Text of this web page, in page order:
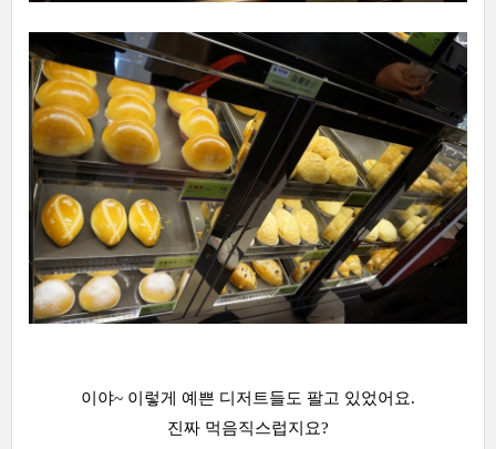
이야~ 이렇게 예쁜 디저트들도 팔고 있었어요.
진짜 먹음직스럽지요?